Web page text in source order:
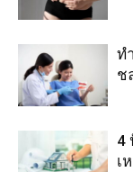
ท
ช
4
เ